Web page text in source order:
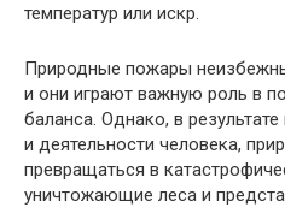
температур или искр.
Природные пожары
и они играют важную роль в
баланса. Однако, в
и деятельности человека,
превращаться в
уничтожающие леса и